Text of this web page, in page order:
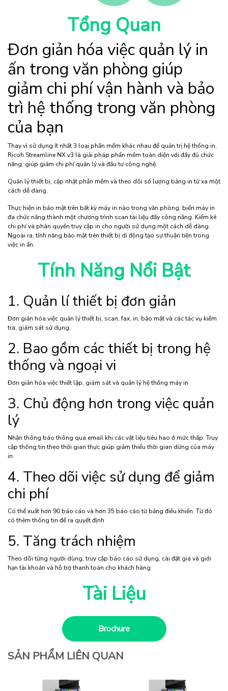
Tổng Quan
Đơn giản hóa việc quản lý in
ấn trong văn phòng giúp
giảm chi phí vận hành và bảo
trì hệ thống trong văn phòng
của bạn
Thay vì sử dụng ít nhất 3 loại phần mềm khác nhau để quản trị hệ thống in,
Ricoh Streamline NX v3 là giải pháp phần mềm toàn diện với đầy đủ chức
năng, giúp giảm chi phí quản lý và đầu tư công nghệ.
Quản lý thiết bị, cập nhật phần mềm và theo dõi số lượng bảng in từ xa một
cách dễ dàng.
Thực hiện in bảo mật trên bất kỳ máy in nào trong văn phòng, biến máy in
đa chức năng thành một chương trình scan tài liệu đầy công năng. Kiểm kê
chi phí và phân quyền truy cập in cho người sử dụng một cách dễ dàng.
Ngoài ra, tính năng bảo mật trên thiết bị di động tạo sự thuận tiện trong
việc in ấn.
Tính Năng Nổi Bật
1. Quản lí thiết bị đơn giản
Đơn giản hóa việc quản lý thiết bị, scan, fax, in, bảo mật và các tác vụ kiểm
tra, giám sát sử dụng.
2. Bao gồm các thiết bị trong hệ
thống và ngoại vi
Đơn giản hóa việc thiết lập, giám sát và quản lý hệ thống máy in
3. Chủ động hơn trong việc quản
lý
Nhận thông báo thông qua email khi các vật liệu tiêu hao ở mức thấp. Truy
cập thông tin theo thời gian thực giúp giảm thiểu thời gian dừng của máy
in.
4. Theo dõi việc sử dụng để giảm
chi phí
Có thể xuất hơn 90 báo cáo và hơn 35 báo cáo từ bảng điều khiển. Từ đó
có thêm thông tin để ra quyết định
5. Tăng trách nhiệm
Theo dõi từng người dùng, truy cập báo cáo sử dụng, cài đặt giá và giới
hạn tài khoản và hỗ trợ thanh toán cho khách hàng
Tài Liệu
Brochure
SẢN PHẨM LIÊN QUAN